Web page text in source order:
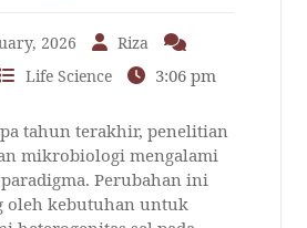
2026
Riza
Life Science 3:06 pm
tahun terakhir, penelitian
mikrobiologi mengalami
Perubahan ini
oleh kebutuhan untuk